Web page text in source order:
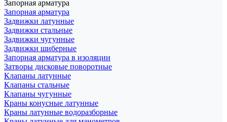
Запорная арматура
Запорная арматура
Задвижки латунные
Задвижки стальные
Задвижки чугунные
Задвижки шиберные
Запорная арматура в изоляции
Затворы дисковые поворотные
Клапаны латунные
Клапаны стальные
Клапаны чугунные
Краны конусные латунные
Краны латунные водоразборные